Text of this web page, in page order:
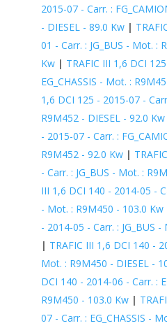
2015-07 - Carr. :
- DIESEL - 89.0 Kw|
01 - Carr. : JG_BUS - Mot. :
Kw| TRAFIC III 1,6 DCI
EG_CHASSIS - Mot. :
1,6 DCI 125 - 2015-07 -
R9M452 - DIESEL - 92.0 Kw
- 2015-07 - Carr. :
R9M452 - 92.0 Kw|
- Carr. : JG_BUS - Mot. :
III 1,6 DCI 140 - 2014-05 -
- Mot. : R9M450 - 103.0 Kw
- 2014-05 - Carr. : JG_BUS
| TRAFIC III 1,6 DCI 140 -
Mot. : R9M450 - DIESEL -
DCI 140 - 2014-06 - Carr. :
R9M450 - 103.0 Kw|
07 - Carr. : EG_CHASSIS -